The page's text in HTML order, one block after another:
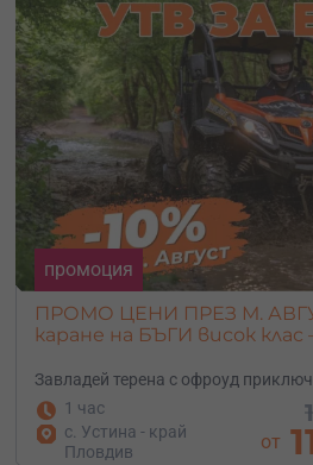
промоция
ПРОМО ЦЕНИ ПРЕЗ М.
каране на БЪГИ висок клас
Завладей терена с офроуд
1 час
с. Устина - край
Пловдив
от